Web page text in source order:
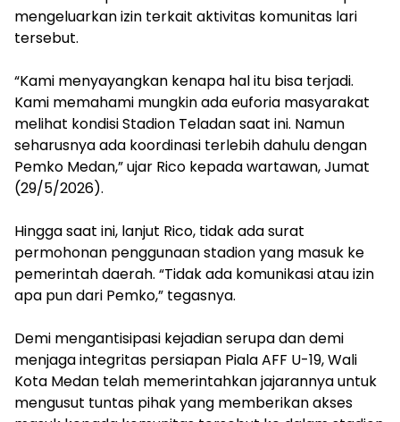
mengeluarkan izin terkait aktivitas komunitas lari
tersebut.
‎“Kami menyayangkan kenapa hal itu bisa terjadi.
Kami memahami mungkin ada euforia masyarakat
melihat kondisi Stadion Teladan saat ini. Namun
seharusnya ada koordinasi terlebih dahulu dengan
Pemko Medan,” ujar Rico kepada wartawan, Jumat
(29/5/2026).
‎Hingga saat ini, lanjut Rico, tidak ada surat
permohonan penggunaan stadion yang masuk ke
pemerintah daerah. “Tidak ada komunikasi atau izin
apa pun dari Pemko,” tegasnya.
‎Demi mengantisipasi kejadian serupa dan demi
menjaga integritas persiapan Piala AFF U-19, Wali
Kota Medan telah memerintahkan jajarannya untuk
mengusut tuntas pihak yang memberikan akses